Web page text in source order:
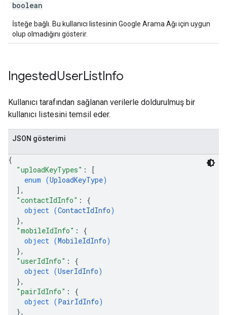
boolean
İsteğe bağlı. Bu kullanıcı listesinin Google Arama Ağı için uygun
olup olmadığını gösterir.
IngestedUserListInfo
Kullanıcı tarafından sağlanan verilerle doldurulmuş bir
kullanıcı listesini temsil eder.
JSON gösterimi
{
"uploadKeyTypes" :
[
enum (UploadKeyType)
] ,
"contactIdInfo" : {
object (ContactIdInfo)
},
"mobileIdInfo" : {
object (MobileIdInfo)
},
"userIdInfo" : {
object (UserIdInfo)
},
"pairIdInfo" : {
object (PairIdInfo)
},